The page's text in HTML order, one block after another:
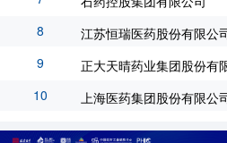
8
江苏恒瑞医药股份有限公
9
正大天晴药业集团股份有
10
上海医药集团股份有限公